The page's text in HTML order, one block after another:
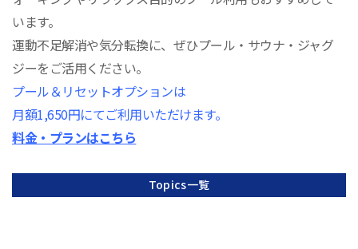
います。
運動不足解消や気分転換に、ぜひプール・サウナ・ジャグ
ジーをご活用ください。
プール＆リセットオプションは
月額1,650円にてご利用いただけます。
料金・プランはこちら
Topics一覧